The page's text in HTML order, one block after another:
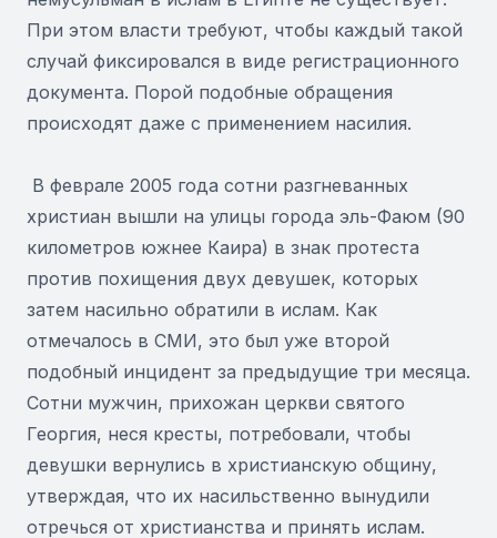
При этом власти требуют, чтобы каждый такой
случай фиксировался в виде регистрационного
документа. Порой подобные обращения
происходят даже с применением насилия.
В феврале 2005 года сотни разгневанных
христиан вышли на улицы города эль-Фаюм (90
километров южнее Каира) в знак протеста
против похищения двух девушек, которых
затем насильно обратили в ислам. Как
отмечалось в СМИ, это был уже второй
подобный инцидент за предыдущие три месяца.
Сотни мужчин, прихожан церкви святого
Георгия, неся кресты, потребовали, чтобы
девушки вернулись в христианскую общину,
утверждая, что их насильственно вынудили
отречься от христианства и принять ислам.